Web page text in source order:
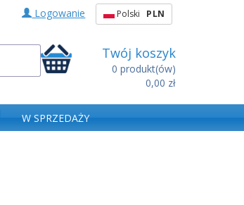
Logowanie Polski PLN
Twój koszyk
0 produkt(ów)
0,00 zł
W SPRZEDAŻY